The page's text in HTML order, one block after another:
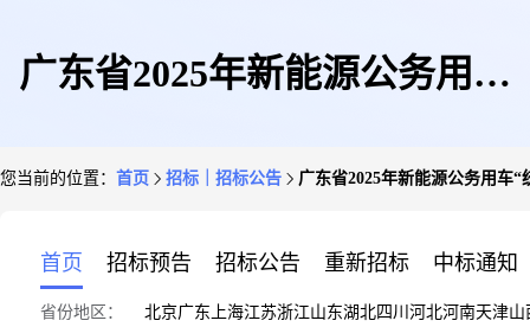
广东省2025年新能源公务用车
您当前的位置： 首页 招标｜招标公告 广东省2025年新能源公务用车
首页 招标预告 招标公告 重新招标 中标通知
省份地区： 北京广东 上海江苏浙江山东湖北四川 河北河南天津山